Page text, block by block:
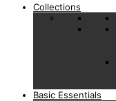
Collections
Basic Essentials